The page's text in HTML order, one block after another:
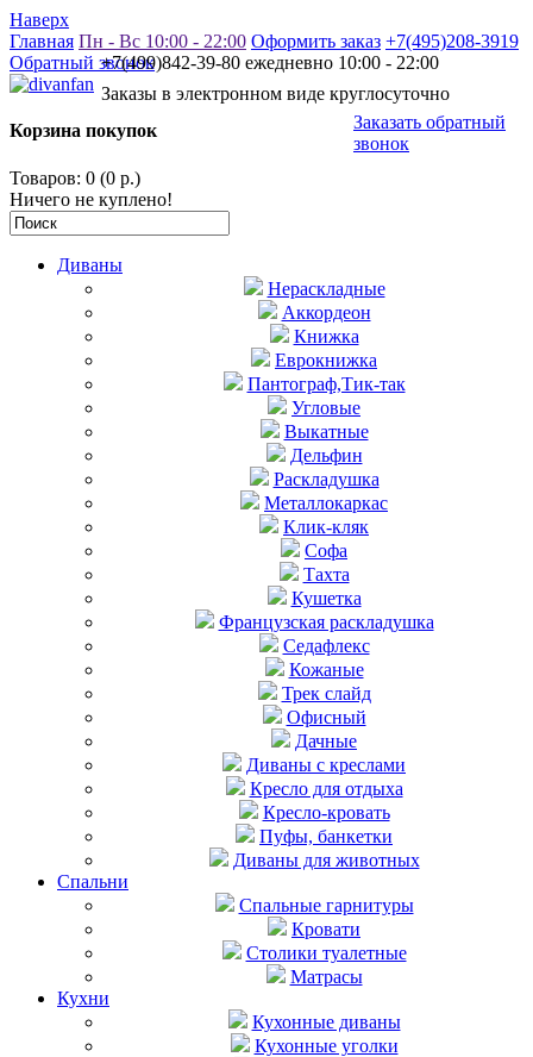
Наверх
Заказать обратный
звонок
+7(499)842-39-80 ежедневно 10:00 - 22:00
Заказы в электронном виде круглосуточно
Главная Пн - Вс 10:00 - 22:00 Оформить заказ +7(495)208-3919
Обратный звонок
Корзина покупок
Товаров: 0 (0 р.)
Ничего не куплено!
Диваны
Нераскладные
Аккордеон
Книжка
Еврокнижка
Пантограф,Тик-так
Угловые
Выкатные
Дельфин
Раскладушка
Металлокаркас
Клик-кляк
Софа
Тахта
Кушетка
Французская раскладушка
Седафлекс
Кожаные
Трек слайд
Офисный
Дачные
Диваны с креслами
Кресло для отдыха
Кресло-кровать
Пуфы, банкетки
Диваны для животных
Спальни
Cпальные гарнитуры
Кровати
Столики туалетные
Матрасы
Кухни
Кухонные диваны
Кухонные уголки